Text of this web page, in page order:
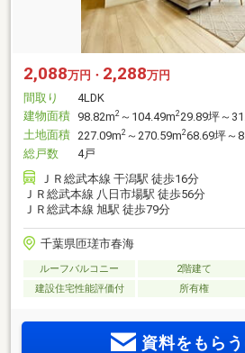
2,088万円・ 2,288万円
間取り
4LDK
建物面積 98.82m2 ～104.49m229.89坪～
土地面積 227.09m2 ～270.59m268.69坪～
総戸数
4戸
ＪＲ総武本線 干潟駅 徒歩16分
ＪＲ総武本線 八日市場駅 徒歩56分
ＪＲ総武本線 旭駅 徒歩79分
千葉県匝瑳市春海
ルーフバルコニー 2階建て
建設住宅性能評価付
所有権
資料をもら